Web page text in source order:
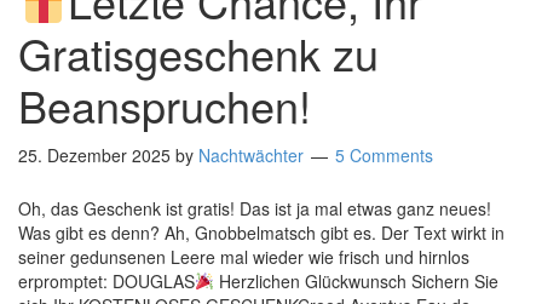
Gratisgeschenk zu
Beanspruchen!
25. Dezember 2025 by Nachtwächter 5 Comments
Oh, das Geschenk ist gratis! Das ist ja mal etwas ganz neues!
Was gibt es denn? Ah, Gnobbelmatsch gibt es. Der Text wirkt in
seiner gedunsenen Leere mal wieder wie frisch und hirnlos
erpromptet: DOUGLAS
Herzlichen Glückwunsch Sichern Sie